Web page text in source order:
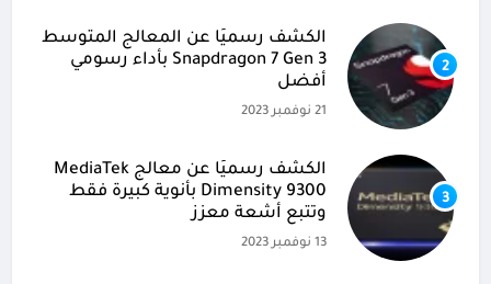
2
الكشف رسميًا عن المعالج المتوسط
Snapdragon 7 Gen 3 بأداء رسومي
أفضل
21 نوفمبر 2023
3
الكشف رسميًا عن معالج MediaTek
Dimensity 9300 بأنوية كبيرة فقط
وتتبع أشعة معزز
13 نوفمبر 2023